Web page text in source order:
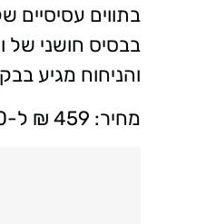
בתווים עסיסיים
בבסיס חושני של
והניחוח מגיע
מחיר: 459 ₪ ל-90 מ"ל.